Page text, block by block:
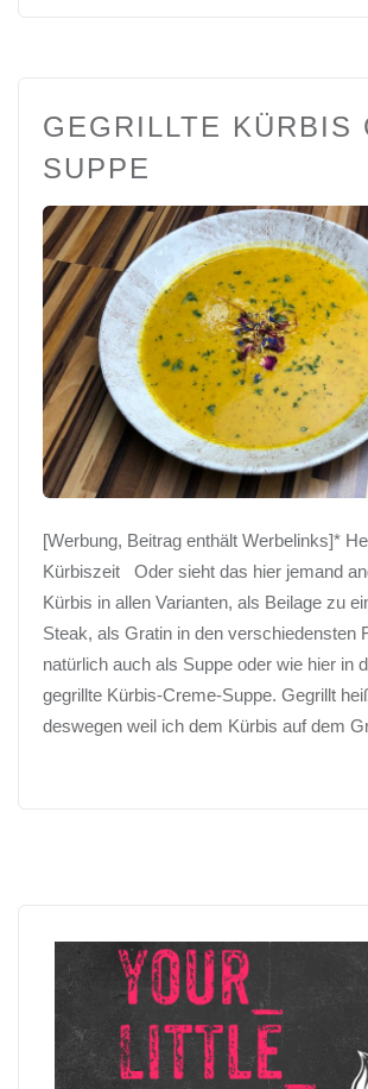
GEGRILLTE KÜRBIS
SUPPE
[Werbung, Beitrag enthält Werbelinks]*
Kürbiszeit Oder sieht das hier jemand
Kürbis in allen Varianten, als Beilage zu
Steak, als Gratin in den verschiedensten
natürlich auch als Suppe oder wie hier in
gegrillte Kürbis-Creme-Suppe. Gegrillt
deswegen weil ich dem Kürbis auf dem